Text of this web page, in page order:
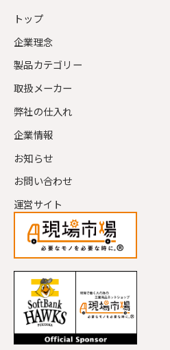
トップ
企業理念
製品カテゴリー
取扱メーカー
弊社の仕入れ
企業情報
お知らせ
お問い合わせ
運営サイト